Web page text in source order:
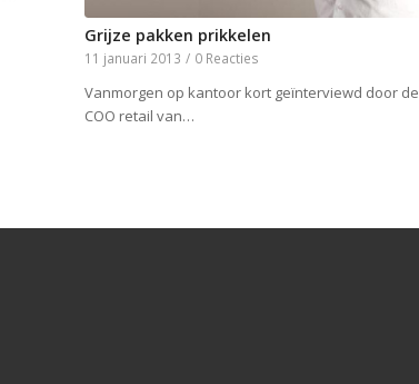
Grijze pakken prikkelen
11 januari 2013 / 0 Reacties
Vanmorgen op kantoor kort geïnterviewd door de
COO retail van…